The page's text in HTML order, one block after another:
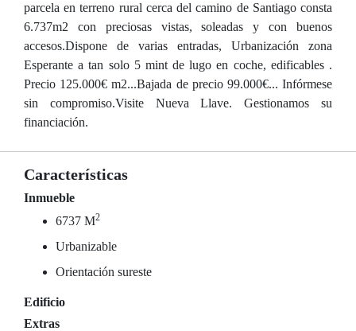
parcela en terreno rural cerca del camino de Santiago consta
6.737m2 con preciosas vistas, soleadas y con buenos
accesos.Dispone de varias entradas, Urbanización zona
Esperante a tan solo 5 mint de lugo en coche, edificables .
Precio 125.000€ m2...Bajada de precio 99.000€... Infórmese
sin compromiso.Visite Nueva Llave. Gestionamos su
financiación.
Características
Inmueble
6737 M2
Urbanizable
Orientación sureste
Edificio
Extras